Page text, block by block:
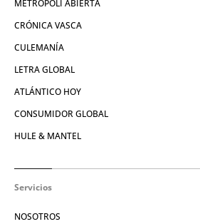
METRÓPOLI ABIERTA
CRÓNICA VASCA
CULEMANÍA
LETRA GLOBAL
ATLÁNTICO HOY
CONSUMIDOR GLOBAL
HULE & MANTEL
Servicios
NOSOTROS